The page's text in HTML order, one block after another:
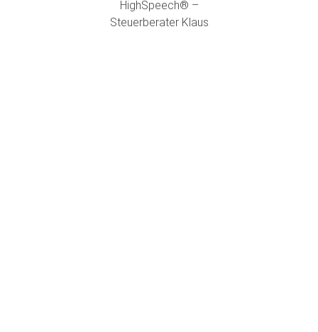
HighSpeech® –
Steuerberater Klaus